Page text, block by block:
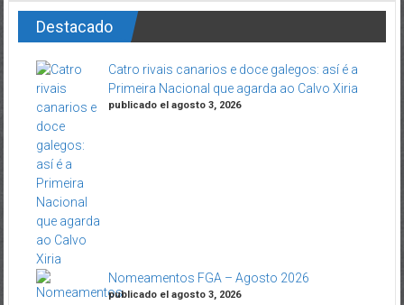
Destacado
Catro rivais canarios e doce galegos: así é a
Primeira Nacional que agarda ao Calvo Xiria
publicado el agosto 3, 2026
Nomeamentos FGA – Agosto 2026
publicado el agosto 3, 2026